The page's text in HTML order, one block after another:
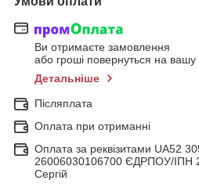
Ви отримаєте замовлення
або гроші повернуться на вашу
Детальніше
Післяплата
Оплата при отриманні
Оплата за реквізитами UA52
26006030106700 ЄДРПОУ/ІПН
Сергій